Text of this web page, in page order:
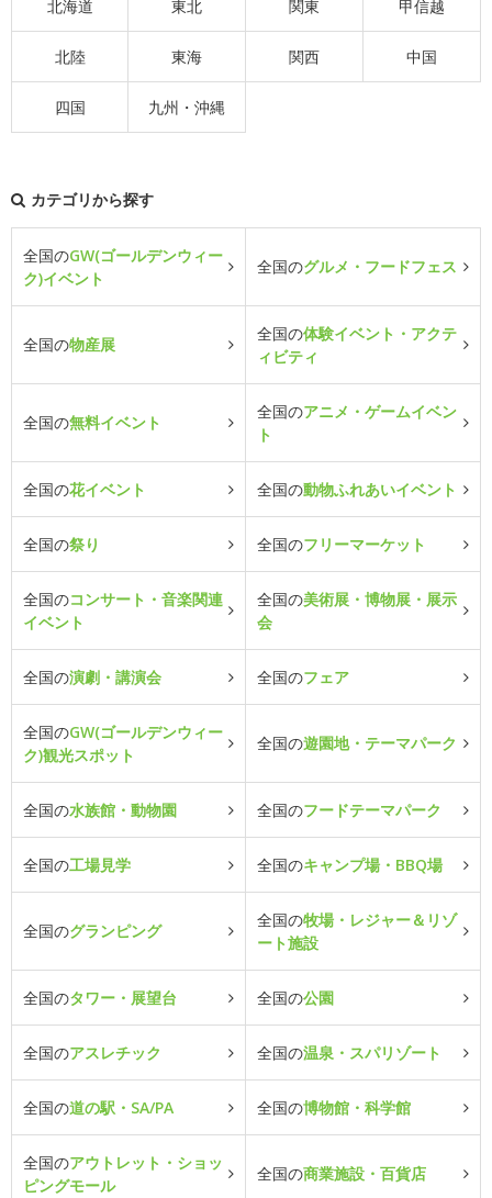
北海道 東北 関東 甲信越
北陸 東海 関西 中国
四国 九州・沖縄
カテゴリから探す
全国のGW(ゴールデンウィー
ク)イベント
全国のグルメ・フードフェス
全国の物産展
全国の体験イベント・アクテ
ィビティ
全国の無料イベント
全国のアニメ・ゲームイベン
ト
全国の花イベント 全国の動物ふれあいイベント
全国の祭り 全国のフリーマーケット
全国のコンサート・音楽関連
イベント
全国の美術展・博物展・展示
会
全国の演劇・講演会 全国のフェア
全国のGW(ゴールデンウィー
ク)観光スポット
全国の遊園地・テーマパーク
全国の水族館・動物園 全国のフードテーマパーク
全国の工場見学 全国のキャンプ場・BBQ場
全国のグランピング
全国の牧場・レジャー＆リゾ
ート施設
全国のタワー・展望台 全国の公園
全国のアスレチック 全国の温泉・スパリゾート
全国の道の駅・SA/PA 全国の博物館・科学館
全国のアウトレット・ショッ
ピングモール
全国の商業施設・百貨店